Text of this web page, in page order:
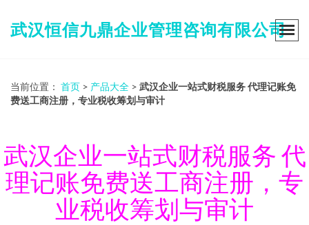
武汉恒信九鼎企业管理咨询有限公司
当前位置： 首页 > 产品大全 > 武汉企业一站式财税服务 代理记账免
费送工商注册，专业税收筹划与审计
武汉企业一站式财税服务 代
理记账免费送工商注册，专
业税收筹划与审计